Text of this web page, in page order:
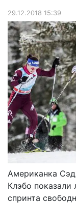
29.12.2018 15:39
Американка
Клэбо
спринта